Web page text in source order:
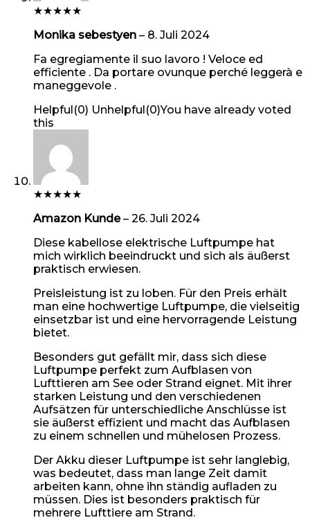
★★★★★
Monika sebestyen – 8. Juli 2024
Fa egregiamente il suo lavoro ! Veloce ed
efficiente . Da portare ovunque perché leggerà e
maneggevole .
Helpful(0) Unhelpful(0)You have already voted
this
★★★★★
Amazon Kunde– 26. Juli 2024
Diese kabellose elektrische Luftpumpe hat
mich wirklich beeindruckt und sich als äußerst
praktisch erwiesen.
Preisleistung ist zu loben. Für den Preis erhält
man eine hochwertige Luftpumpe, die vielseitig
einsetzbar ist und eine hervorragende Leistung
bietet.
Besonders gut gefällt mir, dass sich diese
Luftpumpe perfekt zum Aufblasen von
Lufttieren am See oder Strand eignet. Mit ihrer
starken Leistung und den verschiedenen
Aufsätzen für unterschiedliche Anschlüsse ist
sie äußerst effizient und macht das Aufblasen
zu einem schnellen und mühelosen Prozess.
Der Akku dieser Luftpumpe ist sehr langlebig,
was bedeutet, dass man lange Zeit damit
arbeiten kann, ohne ihn ständig aufladen zu
müssen. Dies ist besonders praktisch für
mehrere Lufttiere am Strand.